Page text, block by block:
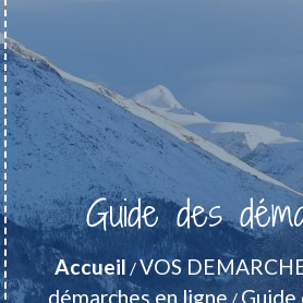
Guide des
Accueil /VOS
démarches en ligne / Guide